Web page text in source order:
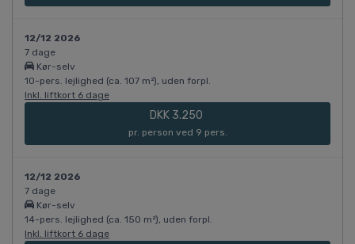
12/12 2026
7 dage
Kør-selv
10-pers. lejlighed (ca. 107 m²), uden forpl.
Inkl. liftkort 6 dage
DKK 3.250
pr. person ved 9 pers.
12/12 2026
7 dage
Kør-selv
14-pers. lejlighed (ca. 150 m²), uden forpl.
Inkl. liftkort 6 dage